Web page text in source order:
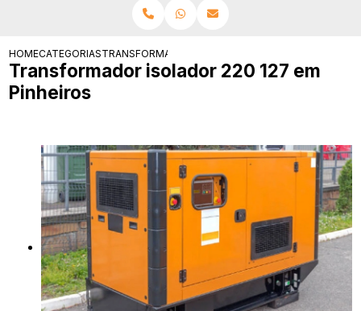
HOMECATEGORIASTRANSFORMADOR ISOLADOR 220 127 PINHEIROS
Transformador isolador 220 127 em
Pinheiros